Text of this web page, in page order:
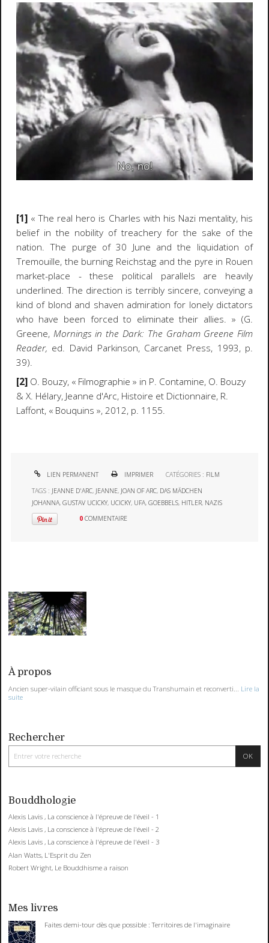
[1]« The real hero is Charles with his Nazi mentality, his
belief in the nobility of treachery for the sake of the
nation. The purge of 30 June and the liquidation of
Tremouille, the burning Reichstag and the pyre in Rouen
market-place - these political parallels are heavily
underlined. The direction is terribly sincere, conveying a
kind of blond and shaven admiration for lonely dictators
who have been forced to eliminate their allies. » (G.
Greene, Mornings in the Dark: The Graham Greene Film
Reader, ed. David Parkinson, Carcanet Press, 1993, p.
39).
[2] O. Bouzy, « Filmographie » in P. Contamine, O. Bouzy
& X. Hélary, Jeanne d'Arc, Histoire et Dictionnaire, R.
Laffont, «Bouquins », 2012, p. 1155.
LIEN PERMANENT IMPRIMER CATÉGORIES : FILM
TAGS : JEANNE D'ARC, JEANNE, JOAN OF ARC, DAS MÄDCHEN
JOHANNA,GUSTAV UCICKY, UCICKY, UFA,GOEBBELS, HITLER, NAZIS
0 COMMENTAIRE
À propos
Ancien super-vilain officiant sous le masque du Transhumain et reconverti...
Lire la
suite
Rechercher
Bouddhologie
Alexis Lavis , La conscience à l'épreuve de l'éveil - 1
Alexis Lavis , La conscience à l'épreuve de l'éveil - 2
Alexis Lavis , La conscience à l'épreuve de l'éveil - 3
Alan Watts, L'Esprit du Zen
Robert Wright, Le Bouddhisme a raison
Mes livres
Faites demi-tour dès que possible : Territoires de l'imaginaire